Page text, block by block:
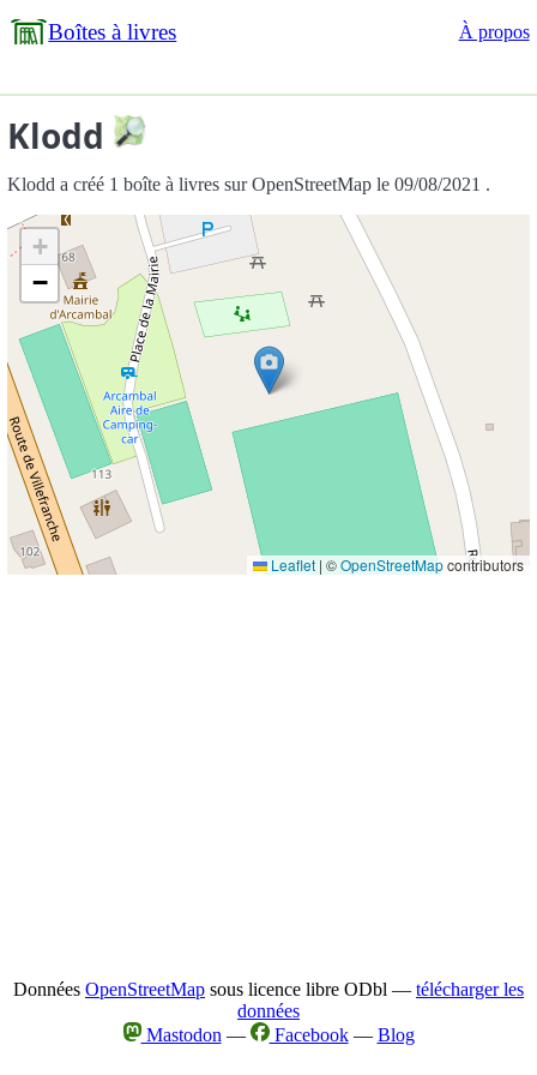
Boîtes à livres À propos
Klodd
Klodd a créé 1 boîte à livres sur OpenStreetMap le 09/08/2021 .
+
−
Leaflet | ©OpenStreetMapcontributors
Données OpenStreetMap sous licence libre ODbl — télécharger les
données
Mastodon — Facebook— Blog